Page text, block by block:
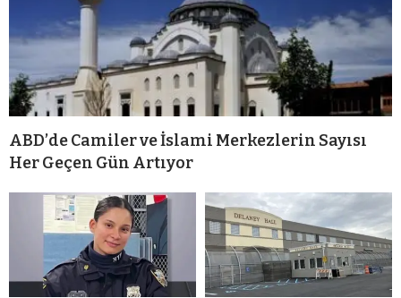
ABD’de Camiler ve İslami Merkezlerin Sayısı
Her Geçen Gün Artıyor